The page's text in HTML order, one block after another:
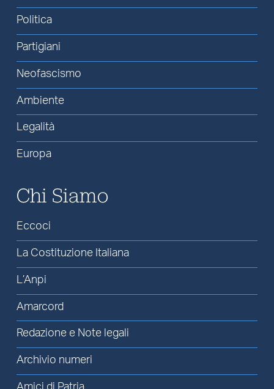
Politica
Partigiani
Neofascismo
Ambiente
Legalità
Europa
Chi Siamo
Eccoci
La Costituzione Italiana
L’Anpi
Amarcord
Redazione e Note legali
Archivio numeri